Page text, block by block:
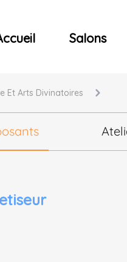
Concerts
Salons
Et Arts Divinatoires